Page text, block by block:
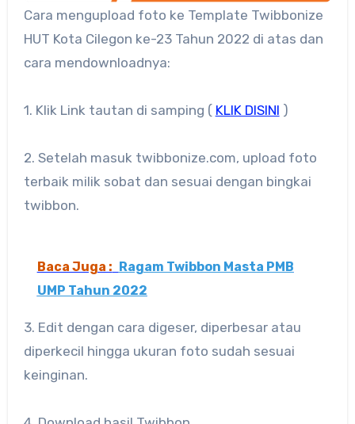
Cara mengupload foto ke Template Twibbonize
HUT Kota Cilegon ke-23 Tahun 2022 di atas dan
cara mendownloadnya:
1. Klik Link tautan di samping ( KLIK DISINI )
2. Setelah masuk twibbonize.com, upload foto
terbaik milik sobat dan sesuai dengan bingkai
twibbon.
Baca Juga : Ragam Twibbon Masta PMB
UMP Tahun 2022
3. Edit dengan cara digeser, diperbesar atau
diperkecil hingga ukuran foto sudah sesuai
keinginan.